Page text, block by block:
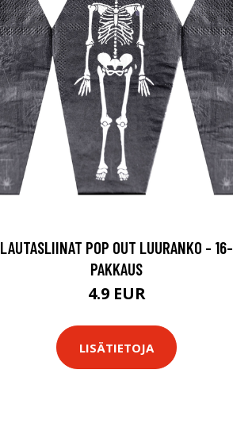
LAUTASLIINAT POP OUT LUURANKO - 16-
PAKKAUS
4.9 EUR
LISÄTIETOJA